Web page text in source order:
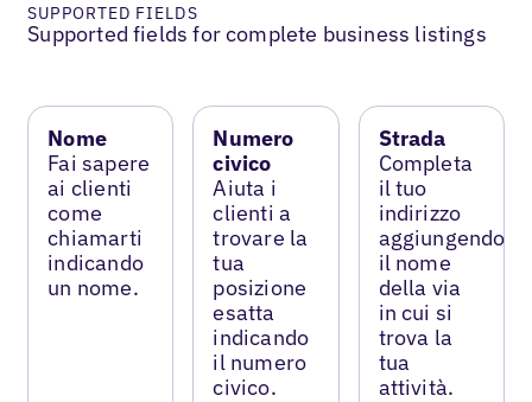
SUPPORTED FIELDS
Supported fields for complete business listings
Nome
Fai sapere
ai clienti
come
chiamarti
indicando
un nome.
Numero
civico
Aiuta i
clienti a
trovare la
tua
posizione
esatta
indicando
il numero
civico.
Strada
Completa
il tuo
indirizzo
aggiungendo
il nome
della via
in cui si
trova la
tua
attività.